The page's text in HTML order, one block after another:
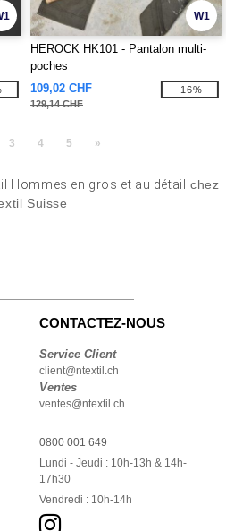
W1
HEROCK HK101 - Pantalon multi-
poches
109,02 CHF
129,14 CHF
-16%
3 4 5 »
Hommes en gros et au détail
chez
Suisse
CONTACTEZ-NOUS
Service Client
client@ntextil.ch
Ventes
ventes@ntextil.ch
0800 001 649
Lundi - Jeudi : 10h-13h & 14h-
17h30
Vendredi : 10h-14h